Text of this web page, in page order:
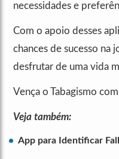
necessidades e
Com o apoio desses
chances de sucesso na
desfrutar de uma vida
Vença o Tabagismo
Veja também:
App para Identificar